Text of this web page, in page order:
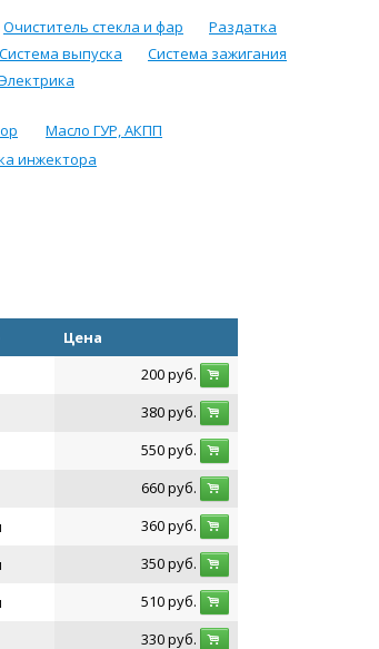
Очиститель стекла и фар
Раздатка
Система выпуска
Система зажигания
Масло ГУР, АКПП
инжектора
Цена
200руб.
380руб.
550руб.
660руб.
360руб.
350руб.
510руб.
330руб.